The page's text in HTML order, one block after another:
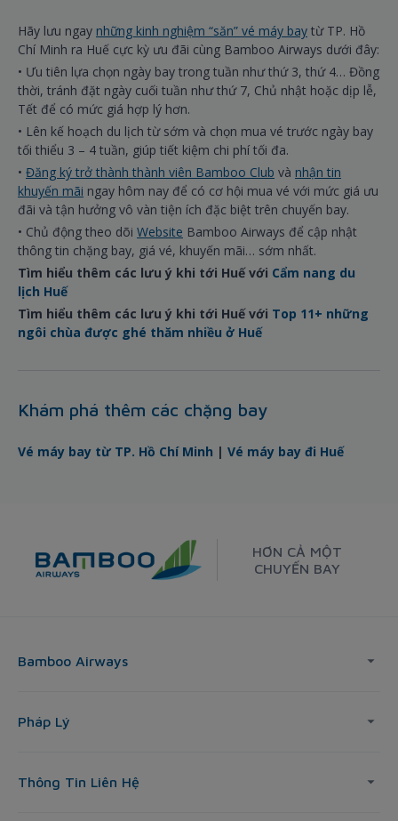
Hãy lưu ngay những kinh nghiệm “săn” vé máy bay từ TP. Hồ
Chí Minh ra Huế cực kỳ ưu đãi cùng Bamboo Airways dưới đây:
• Ưu tiên lựa chọn ngày bay trong tuần như thứ 3, thứ 4… Đồng
thời, tránh đặt ngày cuối tuần như thứ 7, Chủ nhật hoặc dịp lễ,
Tết để có mức giá hợp lý hơn.
• Lên kế hoạch du lịch từ sớm và chọn mua vé trước ngày bay
tối thiểu 3 – 4 tuần, giúp tiết kiệm chi phí tối đa.
• Đăng ký trở thành thành viên Bamboo Club và nhận tin
khuyến mãi ngay hôm nay để có cơ hội mua vé với mức giá ưu
đãi và tận hưởng vô vàn tiện ích đặc biệt trên chuyến bay.
• Chủ động theo dõi Website Bamboo Airways để cập nhật
thông tin chặng bay, giá vé, khuyến mãi… sớm nhất.
Tìm hiểu thêm các lưu ý khi tới Huế với Cẩm nang du
lịch Huế
Tìm hiểu thêm các lưu ý khi tới Huế với Top 11+ những
ngôi chùa được ghé thăm nhiều ở Huế
Khám phá thêm các chặng bay
Vé máy bay từ TP. Hồ Chí Minh | Vé máy bay đi Huế
HƠN CẢ MỘT
CHUYẾN BAY
Bamboo Airways
Pháp Lý
Thông Tin Liên Hệ